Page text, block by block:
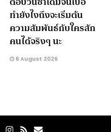
ทำยังไงถึงจะเริ่มต้น
ความสัมพันธ์กับใครสัก
คนได้จริงๆ นะ
6 August 2026